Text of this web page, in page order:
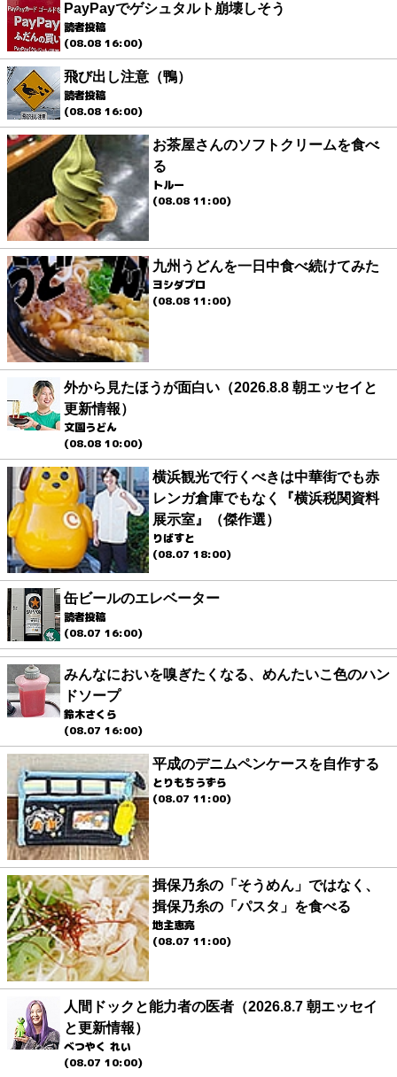
PayPayでゲシュタルト崩壊しそう
読者投稿
(08.08 16:00)
飛び出し注意（鴨）
読者投稿
(08.08 16:00)
お茶屋さんのソフトクリームを食べ
る
トルー
(08.08 11:00)
九州うどんを一日中食べ続けてみた
ヨシダプロ
(08.08 11:00)
外から見たほうが面白い（2026.8.8 朝エッセイと
更新情報）
文園うどん
(08.08 10:00)
横浜観光で行くべきは中華街でも赤
レンガ倉庫でもなく『横浜税関資料
展示室』（傑作選）
りばすと
(08.07 18:00)
缶ビールのエレベーター
読者投稿
(08.07 16:00)
みんなにおいを嗅ぎたくなる、めんたいこ色のハン
ドソープ
鈴木さくら
(08.07 16:00)
平成のデニムペンケースを自作する
とりもちうずら
(08.07 11:00)
揖保乃糸の「そうめん」ではなく、
揖保乃糸の「パスタ」を食べる
地主恵亮
(08.07 11:00)
人間ドックと能力者の医者（2026.8.7 朝エッセイ
と更新情報）
べつやく れい
(08.07 10:00)